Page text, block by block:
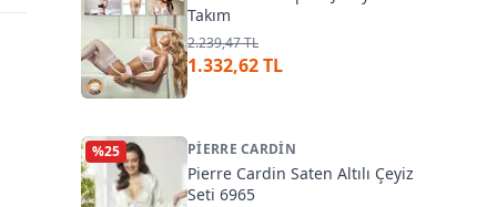
Takım
2.239,47 TL
1.332,62 TL
%25 PIERRE CARDIN
Pierre Cardin Saten Altılı Çeyiz
Seti 6965